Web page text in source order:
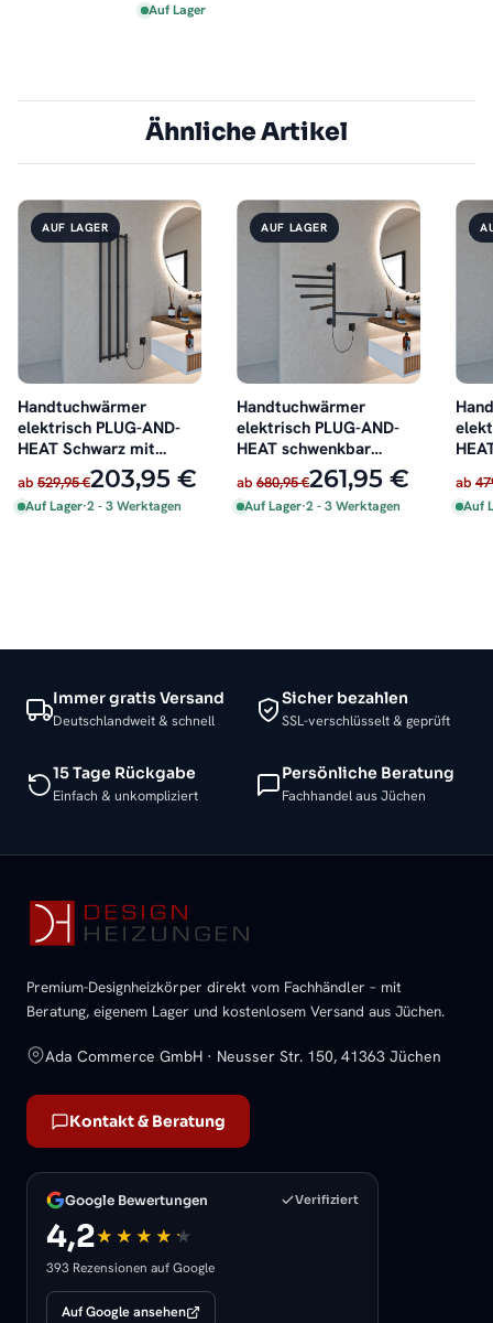
Auf Lager
Ähnliche Artikel
AUF LAGER
Handtuchwärmer
elektrisch PLUG-AND-
HEAT Schwarz mit
Handtuchhaltern 35 x
140 cm
ab 529,95 €203,95 €
Auf Lager·2 - 3 Werktagen
AUF LAGER
Handtuchwärmer
elektrisch PLUG-AND-
HEAT schwenkbar
Schwarz 51 x 62 cm
ab 680,95 €261,95 €
Auf Lager·2 - 3 Werktagen
ab
Auf
Immer gratis Versand
Deutschlandweit & schnell
Sicher bezahlen
SSL-verschlüsselt & geprüft
15 Tage Rückgabe
Einfach & unkompliziert
Persönliche Beratung
Fachhandel aus Jüchen
Premium-Designheizkörper direkt vom Fachhändler – mit
Beratung, eigenem Lager und kostenlosem Versand aus Jüchen.
Ada Commerce GmbH · Neusser Str. 150, 41363 Jüchen
Kontakt & Beratung
Google Bewertungen Verifiziert
4,2
393 Rezensionen auf Google
Auf Google ansehen